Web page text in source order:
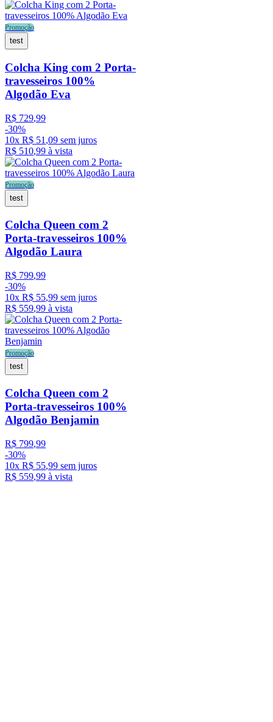
Promoção
test
Colcha King com 2 Porta-
travesseiros 100%
Algodão Eva
R$ 729,99
-30%
10x R$ 51 ,09 sem juros
R$ 510,99 à vista
Promoção
test
Colcha Queen com 2
Porta-travesseiros 100%
Algodão Laura
R$ 799,99
-30%
10x R$ 55,99 sem juros
R$ 559,99 à vista
Promoção
test
Colcha Queen com 2
Porta-travesseiros 100%
Algodão Benjamin
R$ 799,99
-30%
10x R$ 55,99 sem juros
R$ 559,99 à vista